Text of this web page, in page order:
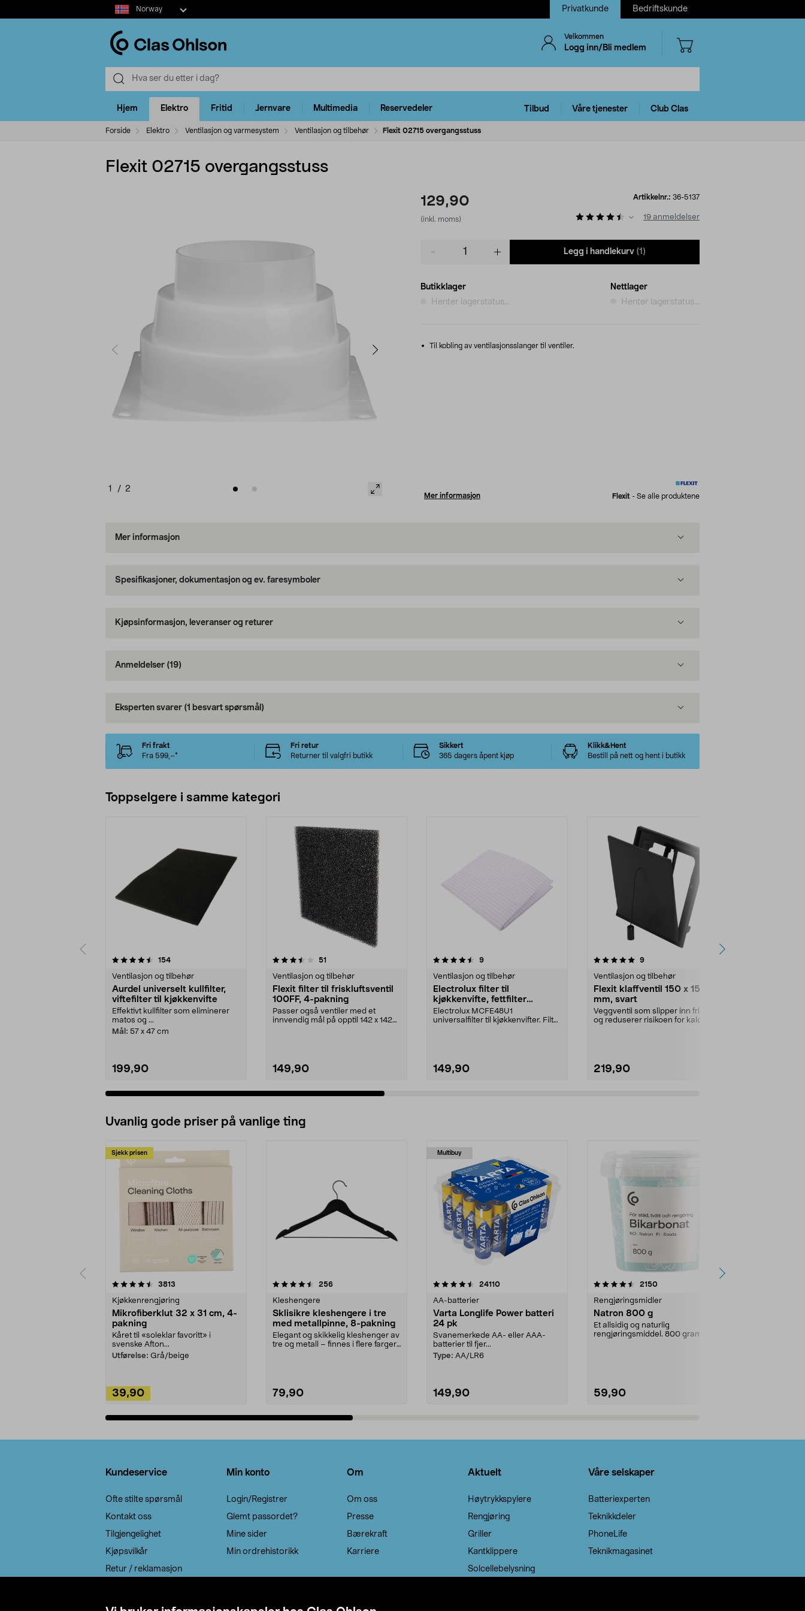
Select
market
Norway Privatkunde Bedriftskunde
Velkommen
Logg inn/Bli medlem
Hjem Elektro Fritid Jernvare Multimedia Reservedeler Tilbud Våre tjenester Club Clas
Forside Elektro Ventilasjon og varmesystem Ventilasjon og tilbehør Flexit 02715 overgangsstuss
Flexit 02715 overgangsstuss
1 / 2
129,90
(inkl. moms)
Artikkelnr.: 36-5137
19 anmeldelser
Legg i handlekurv (1)
Butikklager
Henter lagerstatus...
Nettlager
Henter lagerstatus...
Til kobling av ventilasjonsslanger til ventiler.
Mer informasjon Flexit - Se alle produktene
Mer informasjon
Spesifikasjoner, dokumentasjon og ev. faresymboler
Kjøpsinformasjon, leveranser og returer
Anmeldelser (19)
Eksperten svarer (1 besvart spørsmål)
Fri frakt
Fra 599,–*
Fri retur
Returner til valgfri butikk
Sikkert
365 dagers åpent kjøp
Klikk&Hent
Bestill på nett og hent i butikk
Toppselgere i samme kategori
154anmeldelser
Ventilasjon og tilbehør
Aurdel universelt kullfilter,
viftefilter til kjøkkenvifte
Effektivt kullfilter som eliminerer
matos og ...
Mål: 57 x 47 cm
199,90
3.5 av 5 stjerner 51
Ventilasjon og tilbehør
Flexit filter til friskluftsventil
100FF, 4-pakning
Passer også ventiler med et
innvendig mål på opptil 142 x 142
149,90
4.5 av 5 stjerner 9anmeldelser
Ventilasjon og tilbehør
Electrolux filter til
kjøkkenvifte, fettfilter
universal, 2-pakning
Electrolux MCFE48U1
universalfilter til kjøkkenvifter. Filter
149,90
5.0 av 5 stjerner 9anmeldelser
Ventilasjon og tilbehør
Flexit klaffventil 150 x 150
mm, svart
Veggventil som slipper inn frisk luft
og reduserer risikoen for kald
219,90
4.5 av 5 stjerner
Uvanlig gode priser på vanlige ting
Sjekk prisen
3813
Kjøkkenrengjøring
Mikrofiberklut 32 x 31 cm, 4-
pakning
Kåret til «soleklar favoritt» i
svenske Afton...
Utførelse: Grå/beige
39,90
4.5av 5 stjerner 256anmeldelser
Kleshengere
Sklisikre kleshengere i tre
med metallpinne, 8-pakning
Elegant og skikkelig kleshenger av
tre og metall – finnes i flere farger.
79,90
Multibuy
4.5av 5 stjerner 24110anmeldelser
AA-batterier
Varta Longlife Power batteri
24 pk
Svanemerkede AA- eller AAA-
batterier til fjer...
Type: AA/LR6
149,90
4.5av 5 stjerner 2150anmeldelser
Rengjøringsmidler
Natron 800 g
Et allsidig og naturlig
rengjøringsmiddel. 800 gram
59,90
4.0av 5 stjerner
Kundeservice
Ofte stilte spørsmål
Kontakt oss
Tilgjengelighet
Kjøpsvilkår
Retur / reklamasjon
Min konto
Login/Registrer
Glemt passordet?
Mine sider
Min ordrehistorikk
Om
Om oss
Presse
Bærekraft
Karriere
Aktuelt
Høytrykkspylere
Rengjøring
Griller
Kantklippere
Solcellebelysning
Våre selskaper
Batteriexperten
Teknikkdeler
PhoneLife
Teknikmagasinet